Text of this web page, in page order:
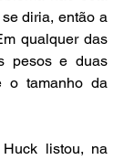
diria, então a
qualquer das
pesos e duas
o tamanho da
listou, na